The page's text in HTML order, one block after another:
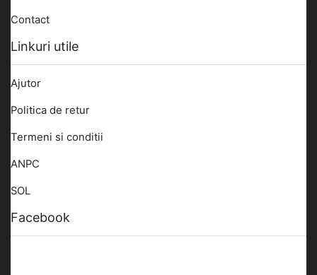
Contact
Linkuri utile
Ajutor
Politica de retur
Termeni si conditii
ANPC
SOL
Facebook